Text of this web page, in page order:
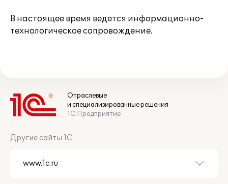
В настоящее время ведется информационно-
технологическое сопровождение.
Отраслевые
и специализированные решения
1С:Предприятие
Другие сайты 1С